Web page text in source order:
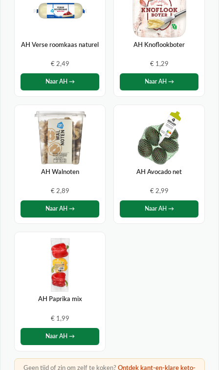
AH Verse roomkaas naturel
€ 2,49
Naar AH →
AH Knoflookboter
€ 1,29
Naar AH →
AH Walnoten
€ 2,89
Naar AH →
AH Avocado net
€ 2,99
Naar AH →
AH Paprika mix
€ 1,99
Naar AH →
Geen tijd of zin om zelf te koken? Ontdek kant-en-klare keto-